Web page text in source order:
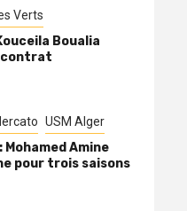
Verts
Boualia
contrat
USM Alger
Mohamed Amine
pour trois saisons